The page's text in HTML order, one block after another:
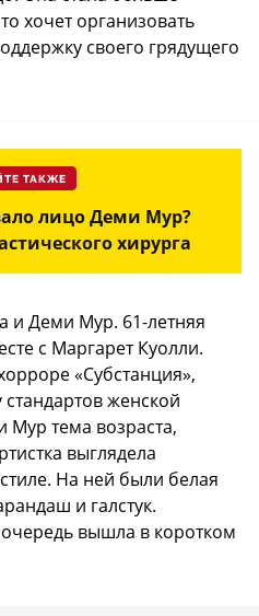
хочет организовать
своего грядущего
ТАКЖЕ
лицо Деми Мур?
хирурга
и Деми Мур. 61-летняя
с Маргарет Куолли.
«Субстанция»,
женской
Мур тема возраста,
выглядела
На ней были белая
и галстук.
вышла в коротком